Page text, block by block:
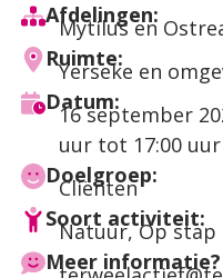
Afdelingen:
Mytilus en
Ruimte:
Yerseke en
Datum:
16 september
uur tot 17:00 uur
Doelgroep:
Cliënten
Soort activiteit:
Natuur,Op stap
Meer informatie?